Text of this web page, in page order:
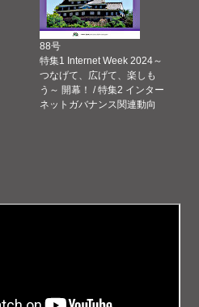
88号
特集1 Internet Week 2024～
つなげて、広げて、楽しも
う～ 開幕！ / 特集2 インター
ネットガバナンス関連動向